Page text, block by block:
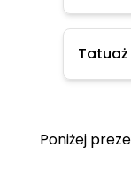
Tatuaż
Poniżej